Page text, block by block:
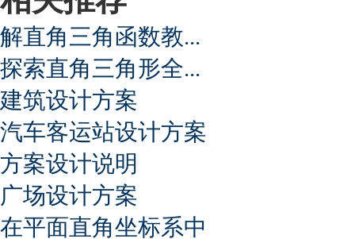
解直角三角函数教...
探索直角三角形全...
建筑设计方案
汽车客运站设计方案
方案设计说明
广场设计方案
在平面直角坐标系中